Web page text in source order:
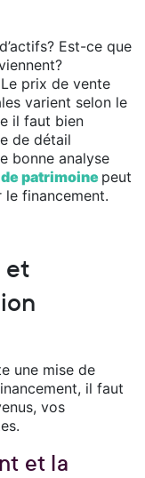
Est-ce que
prix de vente
varient selon le
il faut bien
de détail
bonne analyse
patrimoine peut
financement.
et
une mise de
il faut
vos
et la